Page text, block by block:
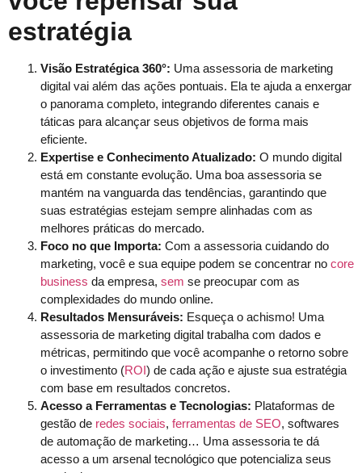
estratégia
Visão Estratégica 360°: Uma assessoria de marketing
digital vai além das ações pontuais. Ela te ajuda a enxergar
o panorama completo, integrando diferentes canais e
táticas para alcançar seus objetivos de forma mais
eficiente.
Expertise e Conhecimento Atualizado: O mundo digital
está em constante evolução. Uma boa assessoria se
mantém na vanguarda das tendências, garantindo que
suas estratégias estejam sempre alinhadas com as
melhores práticas do mercado.
Foco no que Importa: Com a assessoria cuidando do
marketing, você e sua equipe podem se concentrar no core
business da empresa, sem se preocupar com as
complexidades do mundo online.
Resultados Mensuráveis: Esqueça o achismo! Uma
assessoria de marketing digital trabalha com dados e
métricas, permitindo que você acompanhe o retorno sobre
o investimento (ROI) de cada ação e ajuste sua estratégia
com base em resultados concretos.
Acesso a Ferramentas e Tecnologias: Plataformas de
gestão de redes sociais, ferramentas de SEO, softwares
de automação de marketing… Uma assessoria te dá
acesso a um arsenal tecnológico que potencializa seus